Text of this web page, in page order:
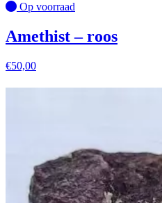
Op voorraad
Amethist – roos
€50,00